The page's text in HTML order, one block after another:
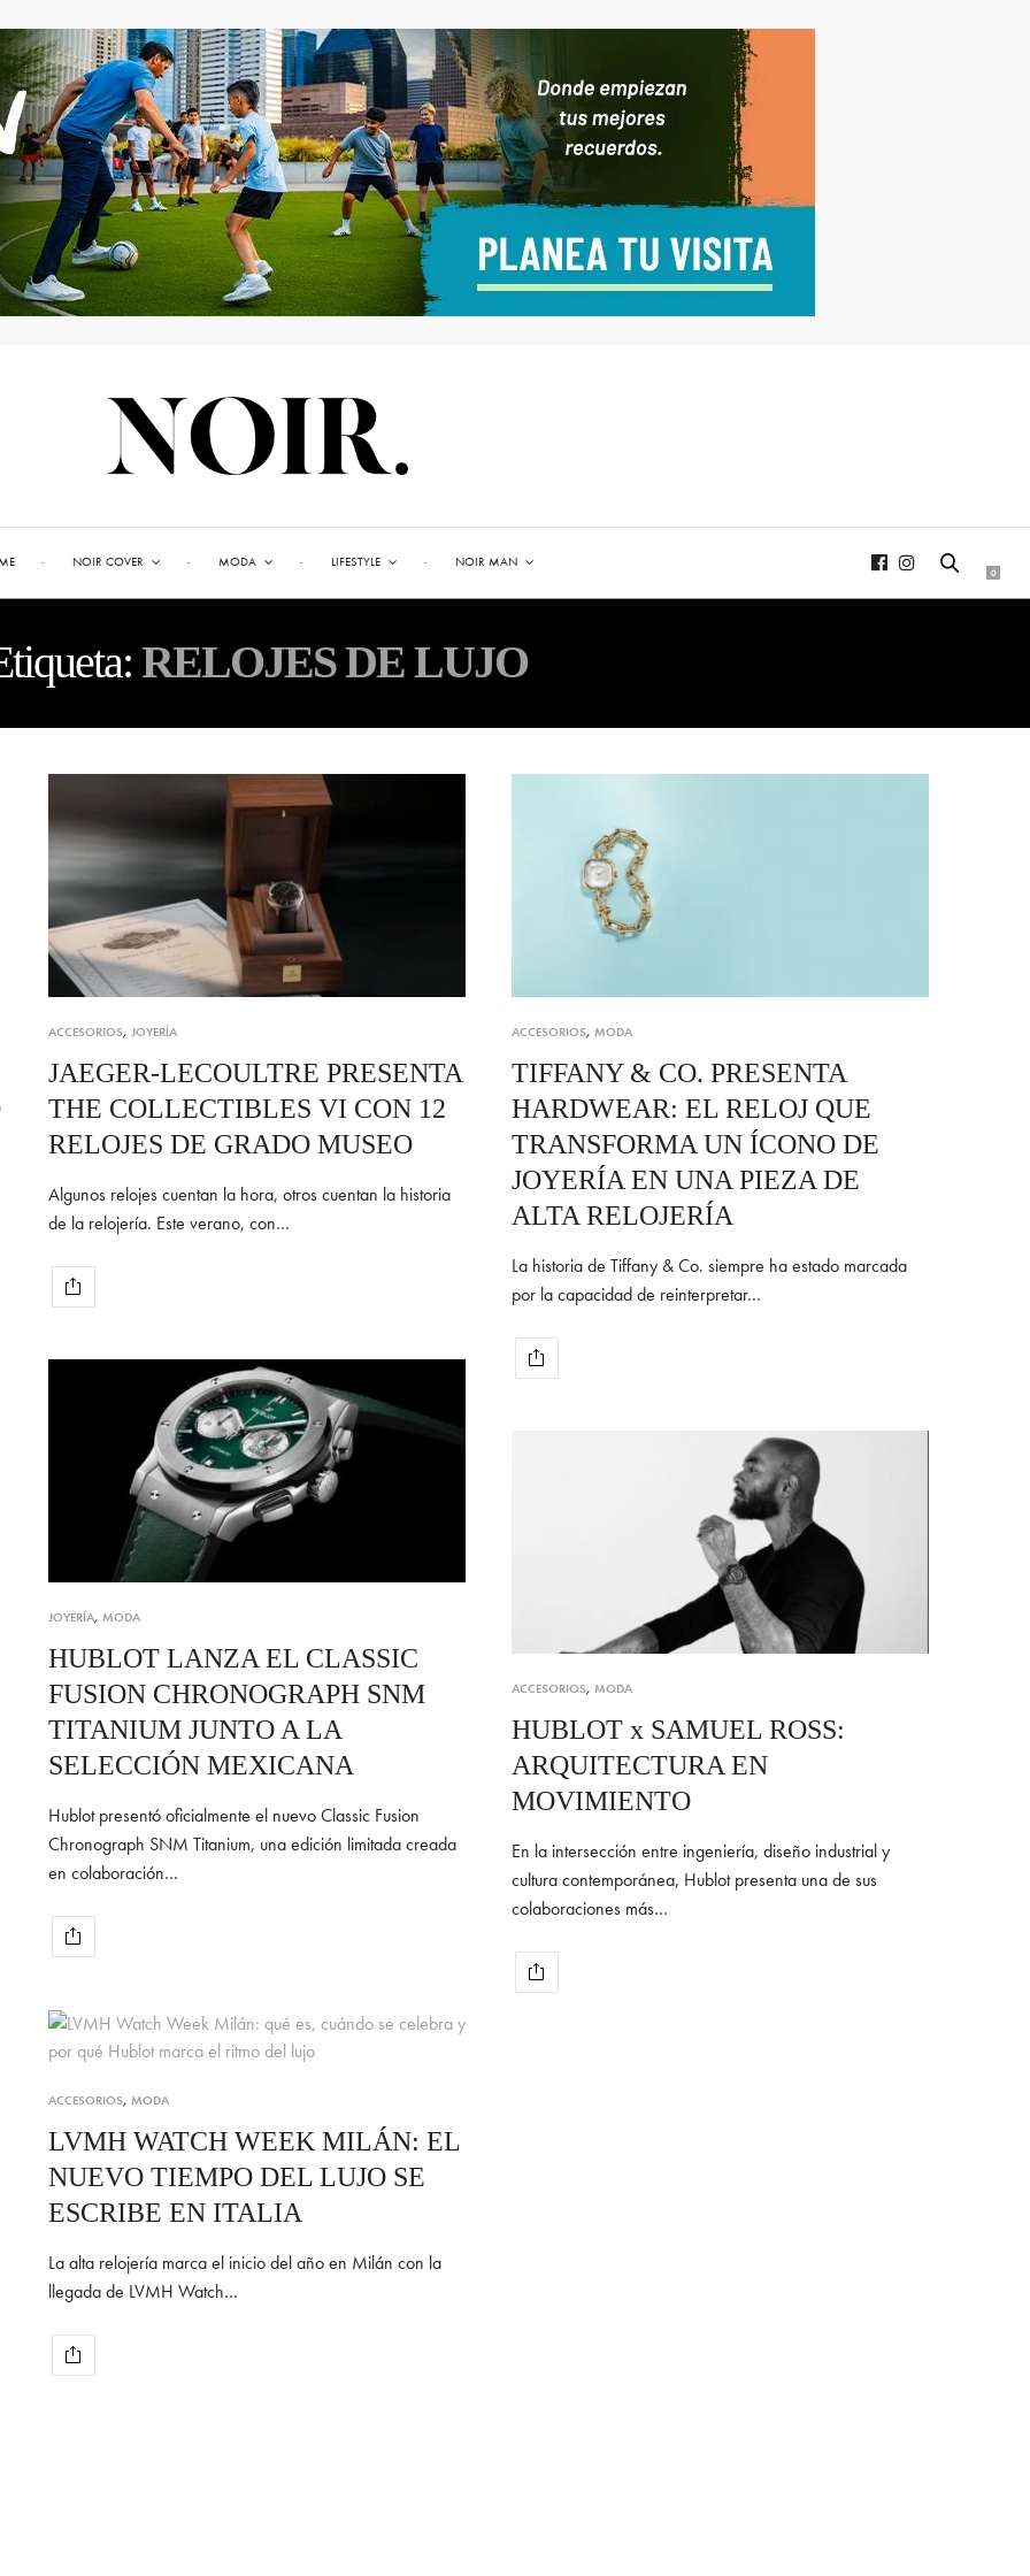
NOIR COVER MODA LIFESTYLE NOIR MAN
0
RELOJES DE LUJO
ACCESORIOS, JOYERÍA
JAEGER-LECOULTRE PRESENTA
THE COLLECTIBLES VI CON 12
RELOJES DE GRADO MUSEO
Algunos relojes cuentan la hora, otros cuentan la historia
de la relojería. Este verano, con…
ACCESORIOS, MODA
TIFFANY & CO. PRESENTA
HARDWEAR: EL RELOJ QUE
TRANSFORMA UN ÍCONO DE
JOYERÍA EN UNA PIEZA DE
ALTA RELOJERÍA
La historia de Tiffany & Co. siempre ha estado marcada
por la capacidad de reinterpretar…
JOYERÍA, MODA
HUBLOT LANZA EL CLASSIC
FUSION CHRONOGRAPH SNM
TITANIUM JUNTO A LA
SELECCIÓN MEXICANA
Hublot presentó oficialmente el nuevo Classic Fusion
Chronograph SNM Titanium, una edición limitada creada
en colaboración…
ACCESORIOS, MODA
HUBLOT x SAMUEL ROSS:
ARQUITECTURA EN
MOVIMIENTO
En la intersección entre ingeniería, diseño industrial y
cultura contemporánea, Hublot presenta una de sus
colaboraciones más…
ACCESORIOS, MODA
LVMH WATCH WEEK MILÁN: EL
NUEVO TIEMPO DEL LUJO SE
ESCRIBE EN ITALIA
La alta relojería marca el inicio del año en Milán con la
llegada de LVMH Watch…